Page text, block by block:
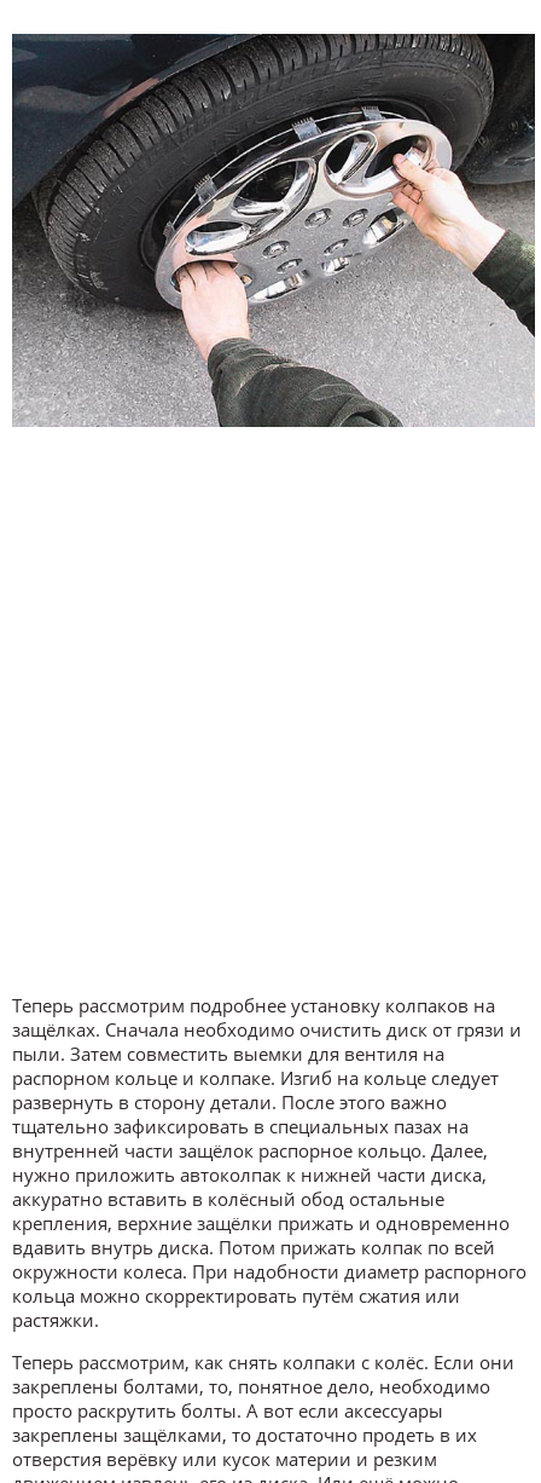
Теперь рассмотрим подробнее установку колпаков на
защёлках. Сначала необходимо очистить диск от грязи и
пыли. Затем совместить выемки для вентиля на
распорном кольце и колпаке. Изгиб на кольце следует
развернуть в сторону детали. После этого важно
тщательно зафиксировать в специальных пазах на
внутренней части защёлок распорное кольцо. Далее,
нужно приложить автоколпак к нижней части диска,
аккуратно вставить в колёсный обод остальные
крепления, верхние защёлки прижать и одновременно
вдавить внутрь диска. Потом прижать колпак по всей
окружности колеса. При надобности диаметр распорного
кольца можно скорректировать путём сжатия или
растяжки.
Теперь рассмотрим, как снять колпаки с колёс. Если они
закреплены болтами, то, понятное дело, необходимо
просто раскрутить болты. А вот если аксессуары
закреплены защёлками, то достаточно продеть в их
отверстия верёвку или кусок материи и резким